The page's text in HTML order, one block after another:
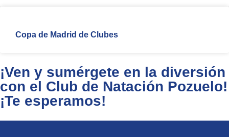
Copa de Madrid de Clubes
¡Ven y sumérgete en la diversión
con el Club de Natación Pozuelo!
¡Te esperamos!